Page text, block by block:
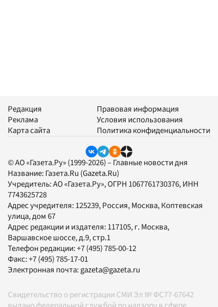
Редакция
Реклама
Карта сайта
Правовая информация
Условия использования
Политика конфиденциальности
© АО «Газета.Ру» (1999-2026) – Главные новости дня
Название: Газета.Ru (Gazeta.Ru)
Учредитель:АО «Газета.Ру», ОГРН 1067761730376, ИНН
7743625728
Адрес учредителя: 125239, Россия, Москва, Коптевская
улица, дом 67
Адрес редакции и издателя: 117105, г. Москва,
Варшавское шоссе, д.9, стр.1
Телефон редакции:+7 (495) 785-00-12
Факс:+7 (495) 785-17-01
Электронная почта:gazeta@gazeta.ru
Свидетельство о регистрации СМИ Эл № ФС77-67642